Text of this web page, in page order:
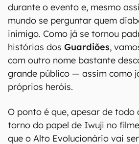
durante o evento e, mesmo
mundo se perguntar quem
inimigo. Como já se tornou
histórias dos Guardiões,
com outro nome bastante
grande público — assim como
próprios heróis.
O ponto é que, apesar de todo
torno do papel de Iwuji no
que o Alto Evolucionário vai